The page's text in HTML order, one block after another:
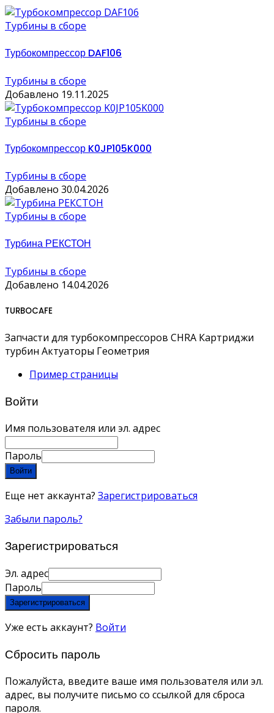
Турбины в сборе
Турбокомпрессор DAF106
Турбины в сборе
Добавлено 19.11.2025
Турбины в сборе
Турбокомпрессор K0JP105K000
Турбины в сборе
Добавлено 30.04.2026
Турбины в сборе
Турбина РЕКСТОН
Турбины в сборе
Добавлено 14.04.2026
TURBOCAFE
Запчасти для турбокомпрессоров CHRA Картриджи
турбин Актуаторы Геометрия
Пример страницы
Войти
Имя пользователя или эл. адрес
Пароль
Войти
Еще нет аккаунта? Зарегистрироваться
Забыли пароль?
Зарегистрироваться
Эл. адрес
Пароль
Зарегистрироваться
Уже есть аккаунт? Войти
Сбросить пароль
Пожалуйста, введите ваше имя пользователя или эл.
адрес, вы получите письмо со ссылкой для сброса
пароля.